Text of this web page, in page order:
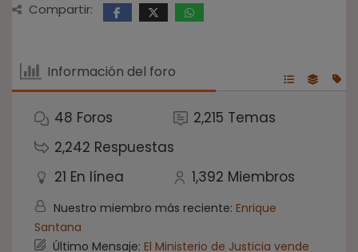
Compartir:
Información del foro
48 Foros 2,215 Temas
2,242 Respuestas
21 En línea 1,392 Miembros
Nuestro miembro más reciente: Enrique
Santana
Último Mensaje: El Ministerio de Justicia vende